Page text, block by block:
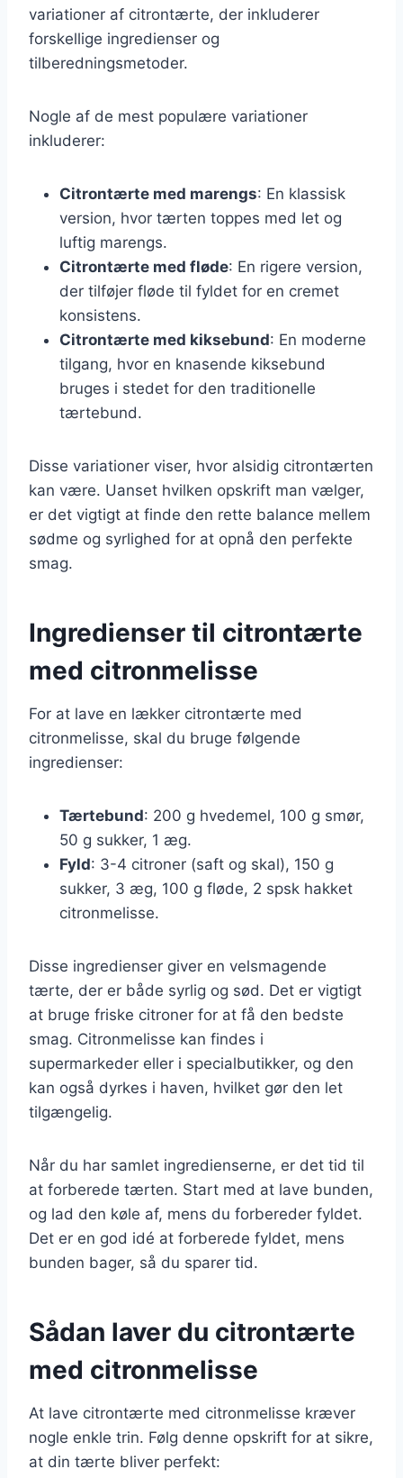
variationer af citrontærte, der inkluderer
forskellige ingredienser og
tilberedningsmetoder.
Nogle af de mest populære variationer
inkluderer:
Citrontærte med marengs: En klassisk
version, hvor tærten toppes med let og
luftig marengs.
Citrontærte med fløde: En rigere version,
der tilføjer fløde til fyldet for en cremet
konsistens.
Citrontærte med kiksebund: En moderne
tilgang, hvor en knasende kiksebund
bruges i stedet for den traditionelle
tærtebund.
Disse variationer viser, hvor alsidig citrontærten
kan være. Uanset hvilken opskrift man vælger,
er det vigtigt at finde den rette balance mellem
sødme og syrlighed for at opnå den perfekte
smag.
Ingredienser til citrontærte
med citronmelisse
For at lave en lækker citrontærte med
citronmelisse, skal du bruge følgende
ingredienser:
Tærtebund: 200 g hvedemel, 100 g smør,
50 g sukker, 1 æg.
Fyld: 3-4 citroner (saft og skal), 150 g
sukker, 3 æg, 100 g fløde, 2 spsk hakket
citronmelisse.
Disse ingredienser giver en velsmagende
tærte, der er både syrlig og sød. Det er vigtigt
at bruge friske citroner for at få den bedste
smag. Citronmelisse kan findes i
supermarkeder eller i specialbutikker, og den
kan også dyrkes i haven, hvilket gør den let
tilgængelig.
Når du har samlet ingredienserne, er det tid til
at forberede tærten. Start med at lave bunden,
og lad den køle af, mens du forbereder fyldet.
Det er en god idé at forberede fyldet, mens
bunden bager, så du sparer tid.
Sådan laver du citrontærte
med citronmelisse
At lave citrontærte med citronmelisse kræver
nogle enkle trin. Følg denne opskrift for at sikre,
at din tærte bliver perfekt: